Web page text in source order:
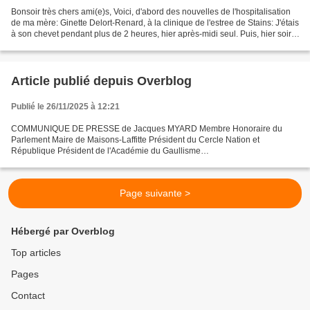
Bonsoir très chers ami(e)s, Voici, d'abord des nouvelles de l'hospitalisation
de ma mère: Ginette Delort-Renard, à la clinique de l'estree de Stains: J'étais
à son chevet pendant plus de 2 heures, hier après-midi seul. Puis, hier soir,
Article publié depuis Overblog
Publié le 26/11/2025 à 12:21
COMMUNIQUE DE PRESSE de Jacques MYARD Membre Honoraire du
Parlement Maire de Maisons-Laffitte Président du Cercle Nation et
République Président de l'Académie du Gaullisme
2025 Jacques...
Page suivante >
Hébergé par Overblog
Top articles
Pages
Contact